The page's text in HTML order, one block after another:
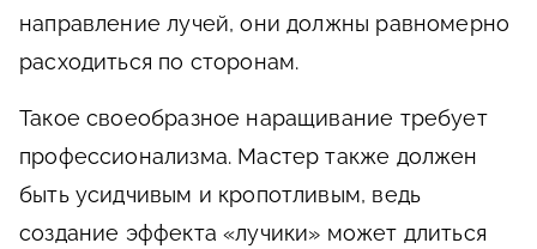
направление лучей, они должны равномерно
расходиться по сторонам.
Такое своеобразное наращивание требует
профессионализма. Мастер также должен
быть усидчивым и кропотливым, ведь
создание эффекта «лучики» может длиться